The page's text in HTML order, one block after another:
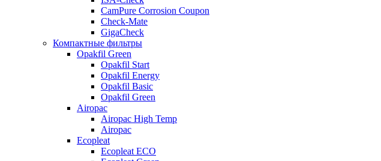
CamPure Corrosion Coupon
Check-Mate
GigaCheck
Компактные фильтры
Opakfil Green
Opakfil Start
Opakfil Energy
Opakfil Basic
Opakfil Green
Airopac
Airopac High Temp
Airopac
Ecopleat
Ecopleat ECO